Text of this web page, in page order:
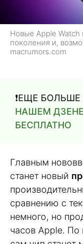
Новые Apple Watch
поколения и,
macrumors.com
❗️ЕЩЕ
НАШЕМ
БЕСПЛАТНО
Главным
станет новый
сравнению с
немного, но
часов Apple.